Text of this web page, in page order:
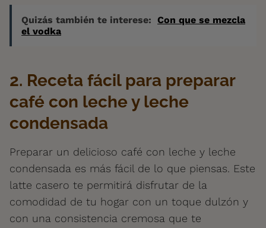
Quizás también te interese: Con que se mezcla
el vodka
2. Receta fácil para preparar
café con leche y leche
condensada
Preparar un delicioso café con leche y leche
condensada es más fácil de lo que piensas. Este
latte casero te permitirá disfrutar de la
comodidad de tu hogar con un toque dulzón y
con una consistencia cremosa que te